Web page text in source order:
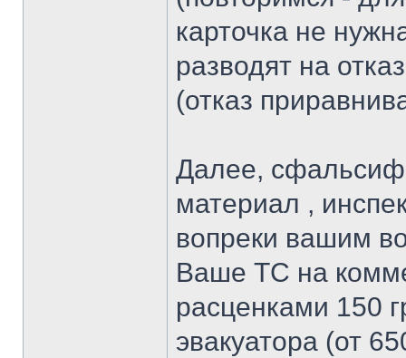
карточка не
разводят на
(отказ
Далее,
материал ,
вопреки вашим
Ваше ТС на
расценками 150
эвакуатора (от